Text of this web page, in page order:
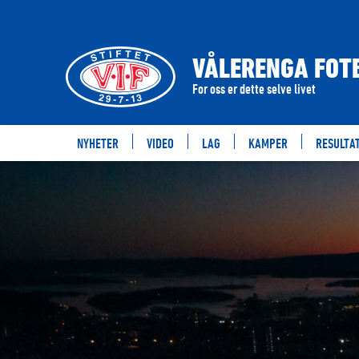
VÅLERENGA
For oss er dette selve livet
NYHETER VIDEO LAG KAMPER